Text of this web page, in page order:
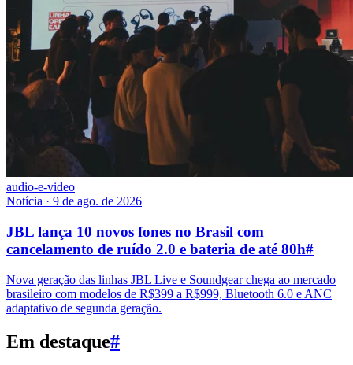
audio-e-video
Notícia · 9 de ago. de 2026
JBL lança 10 novos fones no Brasil com
cancelamento de ruído 2.0 e bateria de até 80h#
Nova geração das linhas JBL Live e Soundgear chega ao mercado
brasileiro com modelos de R$399 a R$999, Bluetooth 6.0 e ANC
adaptativo de segunda geração.
Em destaque#